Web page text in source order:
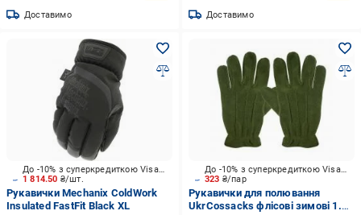
Доставимо Доставимо
1 814.50 ₴/шт.
До -10% з суперкредиткою Visa Вигода
Рукавички Mechanix ColdWork
Insulated FastFit Black XL
323 ₴/пар
До -10% з суперкредиткою Visa Вигода
Рукавички для полювання
UkrCossacks флісові зимові 1.0